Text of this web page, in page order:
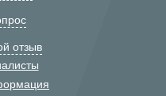
отзыв